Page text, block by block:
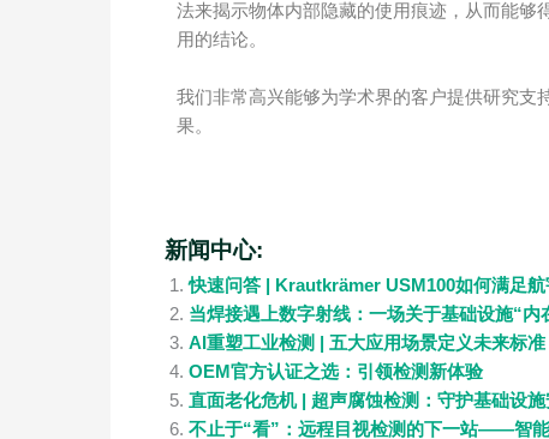
法来揭示物体内部隐藏的使用痕迹，从而能够
用的结论。
我们非常高兴能够为学术界的客户提供研究支
果。
新闻中心:
快速问答 | Krautkrämer USM100如何满足航
当焊接遇上数字射线：一场关于基础设施“内
AI重塑工业检测 | 五大应用场景定义未来标准
OEM官方认证之选：引领检测新体验
直面老化危机 | 超声腐蚀检测：守护基础设
不止于“看”：远程目视检测的下一站——智